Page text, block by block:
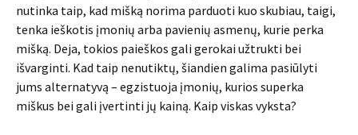
nutinka taip, kad mišką norima parduoti kuo skubiau, taigi,
tenka ieškotis įmonių arba pavienių asmenų, kurie perka
mišką. Deja, tokios paieškos gali gerokai užtrukti bei
išvarginti. Kad taip nenutiktų, šiandien galima pasiūlyti
jums alternatyvą – egzistuoja įmonių, kurios superka
miškus bei gali įvertinti jų kainą. Kaip viskas vyksta?